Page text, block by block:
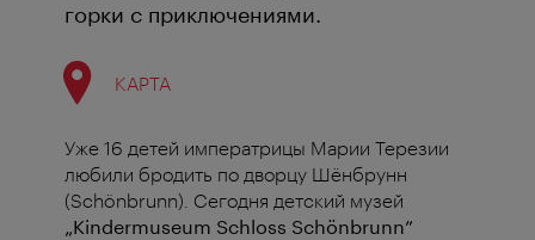
горки с приключениями.
КАРТА
Уже 16 детей императрицы Марии Терезии
любили бродить по дворцу Шёнбрунн
(Schönbrunn). Сегодня детский музей
„Kindermuseum Schloss Schönbrunn”